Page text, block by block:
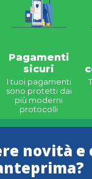
Pagamenti
sicuri
I tuoi pagamenti
sono protetti dai
più moderni
protocolli
novità